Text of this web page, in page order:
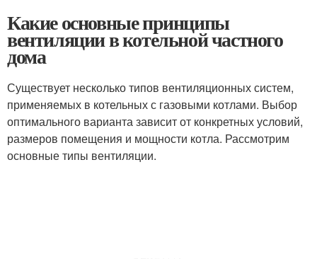
Какие основные принципы
вентиляции в котельной частного
дома
Существует несколько типов вентиляционных систем,
применяемых в котельных с газовыми котлами. Выбор
оптимального варианта зависит от конкретных условий,
размеров помещения и мощности котла. Рассмотрим
основные типы вентиляции.